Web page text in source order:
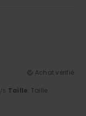
Achat vérifié
/5 Taille: Taille